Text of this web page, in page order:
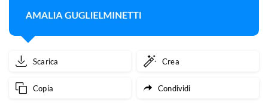
Scarica Crea
Copia Condividi